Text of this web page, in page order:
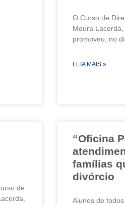
O Curso de
Moura Lacerda,
promoveu, no
LEIA MAIS »
de
“Oficina
famílias
divórcio
Alunos de